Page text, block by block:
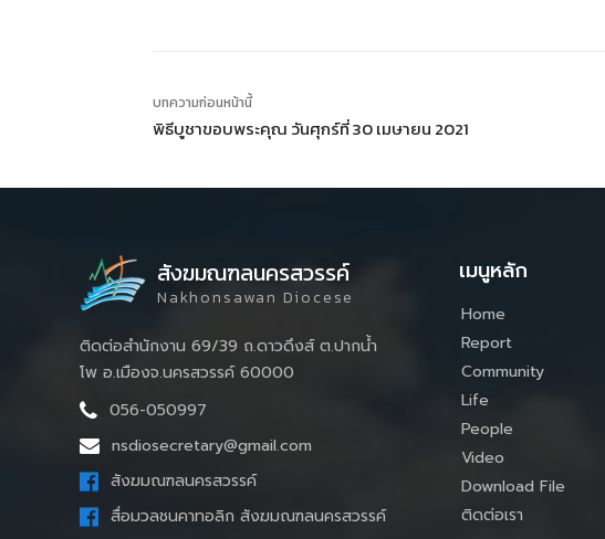
บทความก่อนหน้านี้
พิธีบูชาขอบพระคุณ วันศุกร์ที่ 30 เมษายน 2021
สังฆมณฑลนครสวรรค์
Nakhonsawan Diocese
ติดต่อสำนักงาน 69/39 ถ.ดาวดึงส์ ต.ปากน้ำ
โพ อ.เมืองจ.นครสวรรค์ 60000
056-050997
nsdiosecretary@gmail.com
สังฆมณฑลนครสวรรค์
สื่อมวลชนคาทอลิก สังฆมณฑลนครสวรรค์
เมนูหลัก
Home
Report
Community
Life
People
Video
Download File
ติดต่อเรา